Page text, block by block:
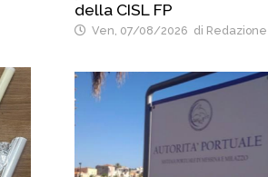
della CISL FP
Ven, 07/08/2026 di Redazione